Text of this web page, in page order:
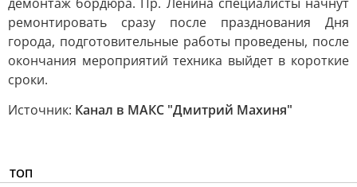
ремонтировать сразу после празднования Дня
города, подготовительные работы проведены, после
окончания мероприятий техника выйдет в короткие
сроки.
Источник: Канал в МАКС "Дмитрий Махиня"
ТОП